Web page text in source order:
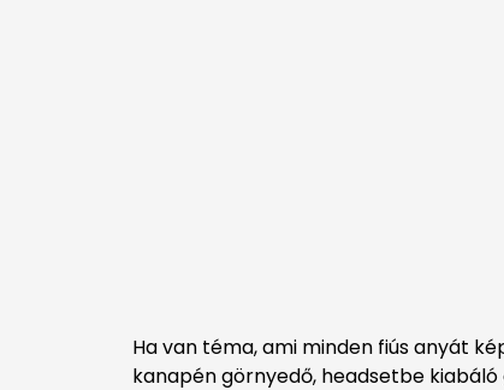
Ha van téma, ami minden fiús anyát
kanapén görnyedő, headsetbe